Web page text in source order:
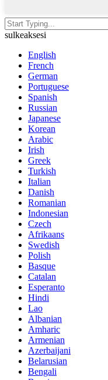
sulkeaksesi
English
French
German
Portuguese
Spanish
Russian
Japanese
Korean
Arabic
Irish
Greek
Turkish
Italian
Danish
Romanian
Indonesian
Czech
Afrikaans
Swedish
Polish
Basque
Catalan
Esperanto
Hindi
Lao
Albanian
Amharic
Armenian
Azerbaijani
Belarusian
Bengali